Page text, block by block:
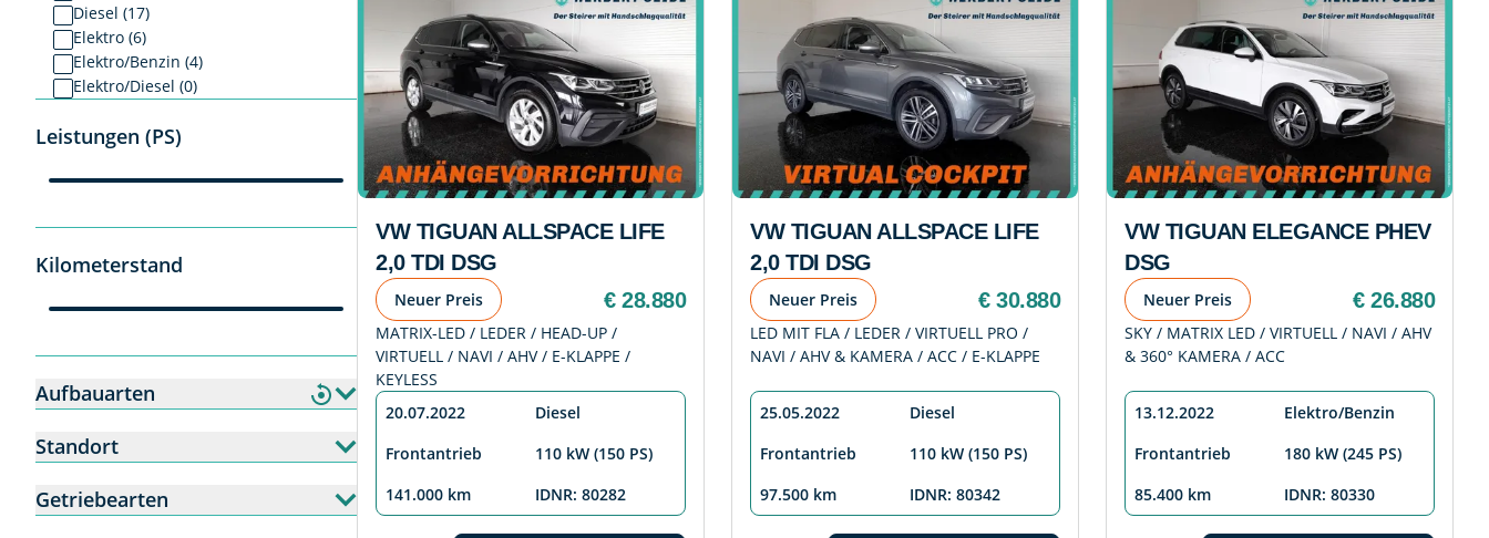
Diesel (17)
Elektro (6)
Elektro/Benzin (4)
Elektro/Diesel (0)
Leistungen (PS)
Kilometerstand
Aufbauarten
Standort
Getriebearten
VW TIGUAN ALLSPACE LIFE
2,0 TDI DSG
Neuer Preis € 28.880
MATRIX-LED / LEDER / HEAD-UP /
VIRTUELL / NAVI / AHV / E-KLAPPE /
KEYLESS
20.07.2022
Diesel
Frontantrieb
110 kW (150 PS)
141.000 km
IDNR: 80282
VW TIGUAN ALLSPACE LIFE
2,0 TDI DSG
Neuer Preis € 30.880
LED MIT FLA / LEDER / VIRTUELL PRO /
NAVI / AHV & KAMERA / ACC / E-KLAPPE
25.05.2022
Diesel
Frontantrieb
110 kW (150 PS)
97.500 km
IDNR: 80342
VW TIGUAN ELEGANCE PHEV
DSG
Neuer Preis € 26.880
SKY / MATRIX LED / VIRTUELL / NAVI / AHV
& 360° KAMERA / ACC
13.12.2022
Elektro/Benzin
Frontantrieb
180 kW (245 PS)
85.400 km
IDNR: 80330